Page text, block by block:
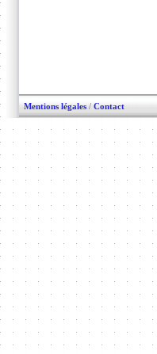
Mentions légales / Contact